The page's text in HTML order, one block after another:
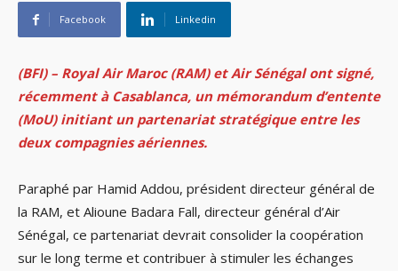
Facebook Linkedin
(BFI) – Royal Air Maroc (RAM) et Air Sénégal ont signé,
récemment à Casablanca, un mémorandum d’entente
(MoU) initiant un partenariat stratégique entre les
deux compagnies aériennes.
Paraphé par Hamid Addou, président directeur général de
la RAM, et Alioune Badara Fall, directeur général d’Air
Sénégal, ce partenariat devrait consolider la coopération
sur le long terme et contribuer à stimuler les échanges